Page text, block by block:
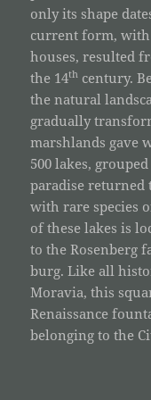
only its shape
current form, with
houses, resulted
the 14th century.
the natural
gradually
marshlands gave
500 lakes,
paradise returned
with rare species
of these lakes is
to the Rosenberg
burg. Like all
Moravia, this
Renaissance
belonging to the